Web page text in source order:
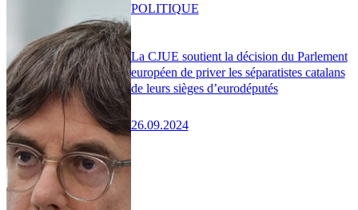
La CJUE soutient la décision du Parlement
européen de priver les séparatistes catalans
de leurs sièges d’eurodéputés
26.09.2024
POLITIQUE